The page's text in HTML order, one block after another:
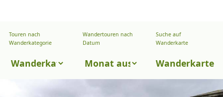
M
A
Touren nach
Wanderkategorie
Touren
Wanderkategorie
Wandertouren nach
Datum
Wandertouren
Datum
Suche auf
Wanderkarte
Wanderkarte